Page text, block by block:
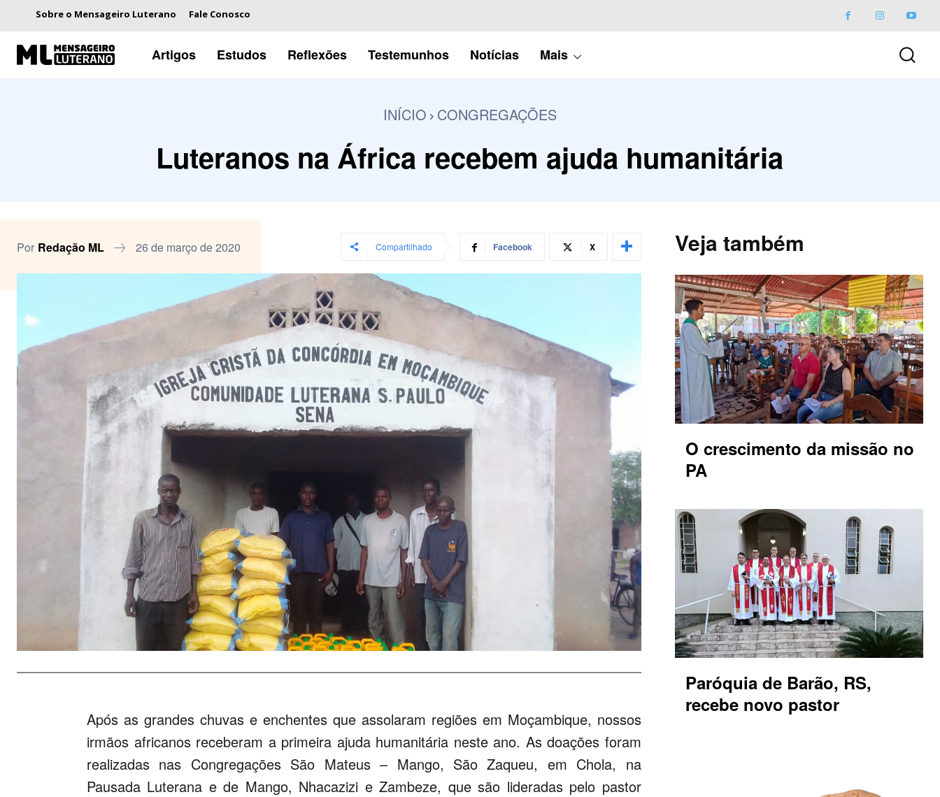
Sobre o Mensageiro Luterano Fale Conosco
Artigos Estudos Reflexões Testemunhos Notícias Mais
INÍCIO CONGREGAÇÕES
Luteranos na África recebem ajuda humanitária
Por Redação ML 26 de março de 2020 Compartilhado Facebook X
Após as grandes chuvas e enchentes que assolaram regiões em Moçambique, nossos
irmãos africanos receberam a primeira ajuda humanitária neste ano. As doações foram
realizadas nas Congregações São Mateus – Mango, São Zaqueu, em Chola, na
Pausada Luterana e de Mango, Nhacazizi e Zambeze, que são lideradas pelo pastor
Veja também
O crescimento da missão no
PA
Paróquia de Barão, RS,
recebe novo pastor